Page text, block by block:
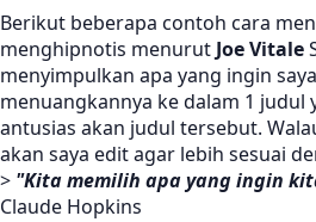
Berikut beberapa contoh cara
menghipnotis menurut Joe Vitale
menyimpulkan apa yang ingin
menuangkannya ke dalam 1 judul
antusias akan judul tersebut.
akan saya edit agar lebih sesuai
> "Kita memilih apa yang ingin
Claude Hopkins